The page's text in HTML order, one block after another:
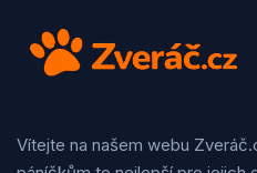
Vítejte na našem webu